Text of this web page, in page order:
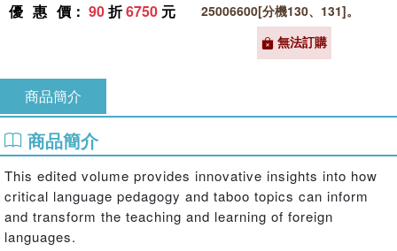
優惠價 ： 90折6750 元
25006600[分機130、131]。
無法訂購
商品簡介
商品簡介
This edited volume provides innovative insights into how
critical language pedagogy and taboo topics can inform
and transform the teaching and learning of foreign
languages.